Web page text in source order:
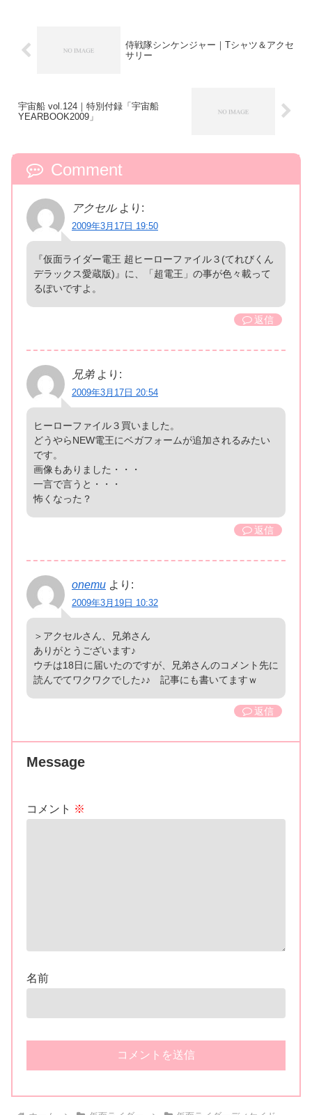
侍戦隊シンケンジャー｜Tシャツ＆アクセ
サリー
宇宙船 vol.124｜特別付録「宇宙船
YEARBOOK2009」
Comment
アクセル より:
2009年3月17日 19:50
『仮面ライダー電王 超ヒーローファイル３(てれびくん
デラックス愛蔵版)』に、「超電王」の事が色々載って
るぽいですよ。
返信
兄弟 より:
2009年3月17日 20:54
ヒーローファイル３買いました。
どうやらNEW電王にベガフォームが追加されるみたい
です。
画像もありました・・・
一言で言うと・・・
怖くなった？
返信
onemu より:
2009年3月19日 10:32
＞アクセルさん、兄弟さん
ありがとうございます♪
ウチは18日に届いたのですが、兄弟さんのコメント先に
読んでてワクワクでした♪♪ 記事にも書いてますｗ
返信
Message
コメント ※
名前